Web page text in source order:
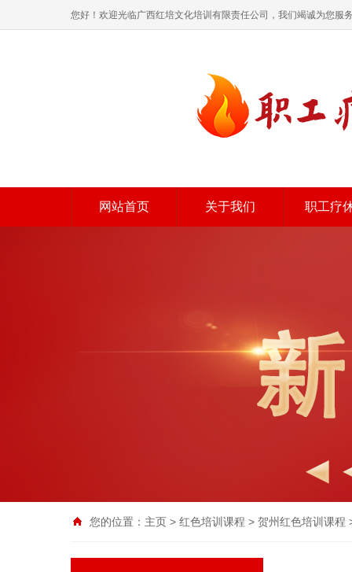
您好！欢迎光临广西红培文化培训有限责任公司，我们竭诚为您服
网站首页 关于我们 职工疗
您的位置： 主页 > 红色培训课程 > 贺州红色培训课程